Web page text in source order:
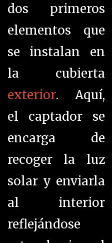
dos primeros
elementos que
se instalan en
la cubierta
exterior. Aquí,
el captador se
encarga de
recoger la luz
solar y enviarla
al interior
reflejándose